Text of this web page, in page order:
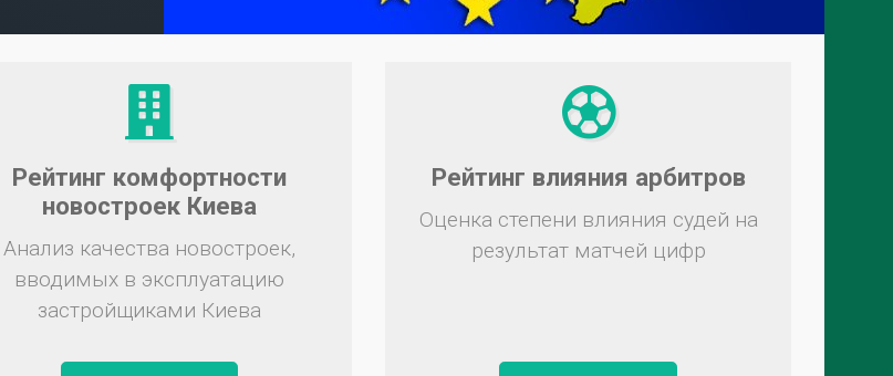
Рейтинг комфортности
новостроек Киева
Анализ качества новостроек,
вводимых в эксплуатацию
застройщиками Киева
Рейтинг влияния арбитров
Оценка степени влияния судей на
результат матчей цифр